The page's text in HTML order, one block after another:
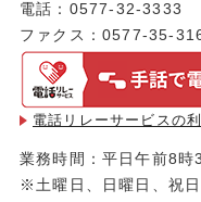
電話：0577-32-3333
ファクス：0577-35-
電話リレーサービスの
業務時間：平日午前8
※土曜日、日曜日、祝